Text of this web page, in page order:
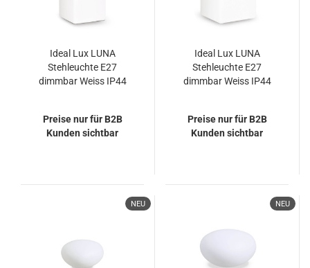
Ideal Lux LUNA
Stehleuchte E27
dimmbar Weiss IP44
Preise nur für B2B
Kunden sichtbar
Ideal Lux LUNA
Stehleuchte E27
dimmbar Weiss IP44
Preise nur für B2B
Kunden sichtbar
NEU NEU